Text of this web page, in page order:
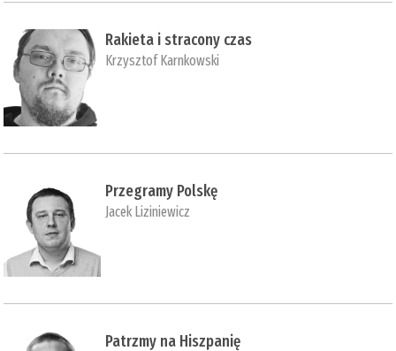
Rakieta i stracony czas
Krzysztof Karnkowski
Przegramy Polskę
Jacek Liziniewicz
Patrzmy na Hiszpanię